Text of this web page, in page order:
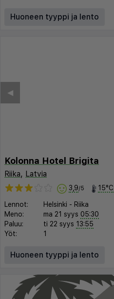
Huoneen tyyppi ja lento
◀︎
Kolonna Hotel Brigita
Riika, Latvia
3,9/5 15°C
Lennot: Helsinki - Riika
Meno:
ma 21 syys 05:30
Paluu:
ti 22 syys 13:55
Yöt:
1
Huoneen tyyppi ja lento